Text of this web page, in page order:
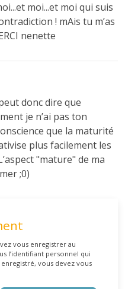
moi...et moi qui suis
! mAis tu m’as
nenette
donc dire que
je n’ai pas ton
que la maturité
plus facilement les
"mature" de ma
;0)
vous enregistrer au
l’identifiant personnel qui
vous devez vous